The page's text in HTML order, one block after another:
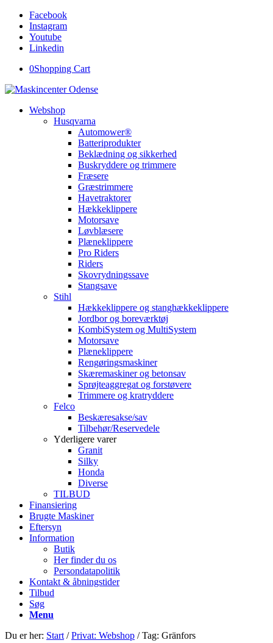
Facebook
Instagram
Youtube
Linkedin
0Shopping Cart
Webshop
Husqvarna
Automower®
Batteriprodukter
Beklædning og sikkerhed
Buskryddere og trimmere
Fræsere
Græstrimmere
Havetraktorer
Hækkeklippere
Motorsave
Løvblæsere
Plæneklippere
Pro Riders
Riders
Skovrydningssave
Stangsave
Stihl
Hækkeklippere og stanghækkeklippere
Jordbor og boreværktøj
KombiSystem og MultiSystem
Motorsave
Plæneklippere
Rengøringsmaskiner
Skæremaskiner og betonsav
Sprøjteaggregat og forstøvere
Trimmere og kratryddere
Felco
Beskæresakse/sav
Tilbehør/Reservedele
Yderligere varer
Granit
Silky
Honda
Diverse
TILBUD
Finansiering
Brugte Maskiner
Eftersyn
Information
Butik
Her finder du os
Persondatapolitik
Kontakt & åbningstider
Tilbud
Søg
Menu
Du er her: Start / Privat: Webshop / Tag: Gränfors